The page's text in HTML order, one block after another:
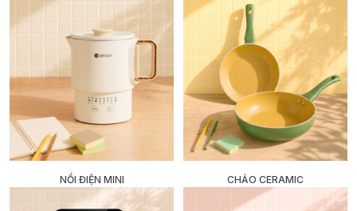
NỒI ĐIỆN MINI CHẢO CERAMIC